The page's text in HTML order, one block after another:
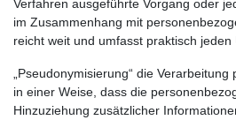
Verfahren ausgeführte Vorgang oder
im Zusammenhang mit
reicht weit und umfasst praktisch jeden
„Pseudonymisierung“ die
in einer Weise, dass die
Hinzuziehung zusätzlicher